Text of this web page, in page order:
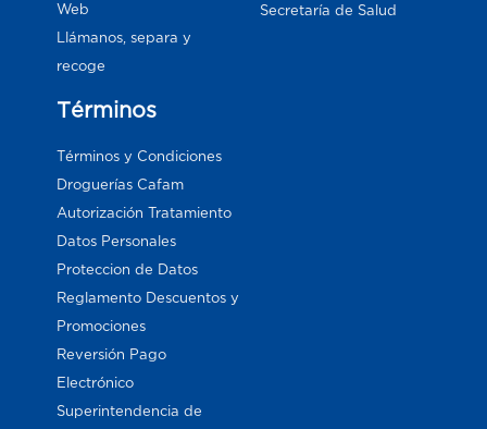
Web
Llámanos, separa y
recoge
Secretaría de Salud
Términos
Términos y Condiciones
Droguerías Cafam
Autorización Tratamiento
Datos Personales
Proteccion de Datos
Reglamento Descuentos y
Promociones
Reversión Pago
Electrónico
Superintendencia de